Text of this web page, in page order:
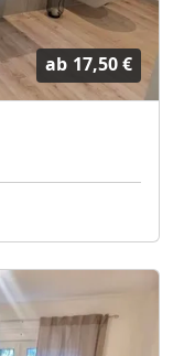
ab 17,50 €